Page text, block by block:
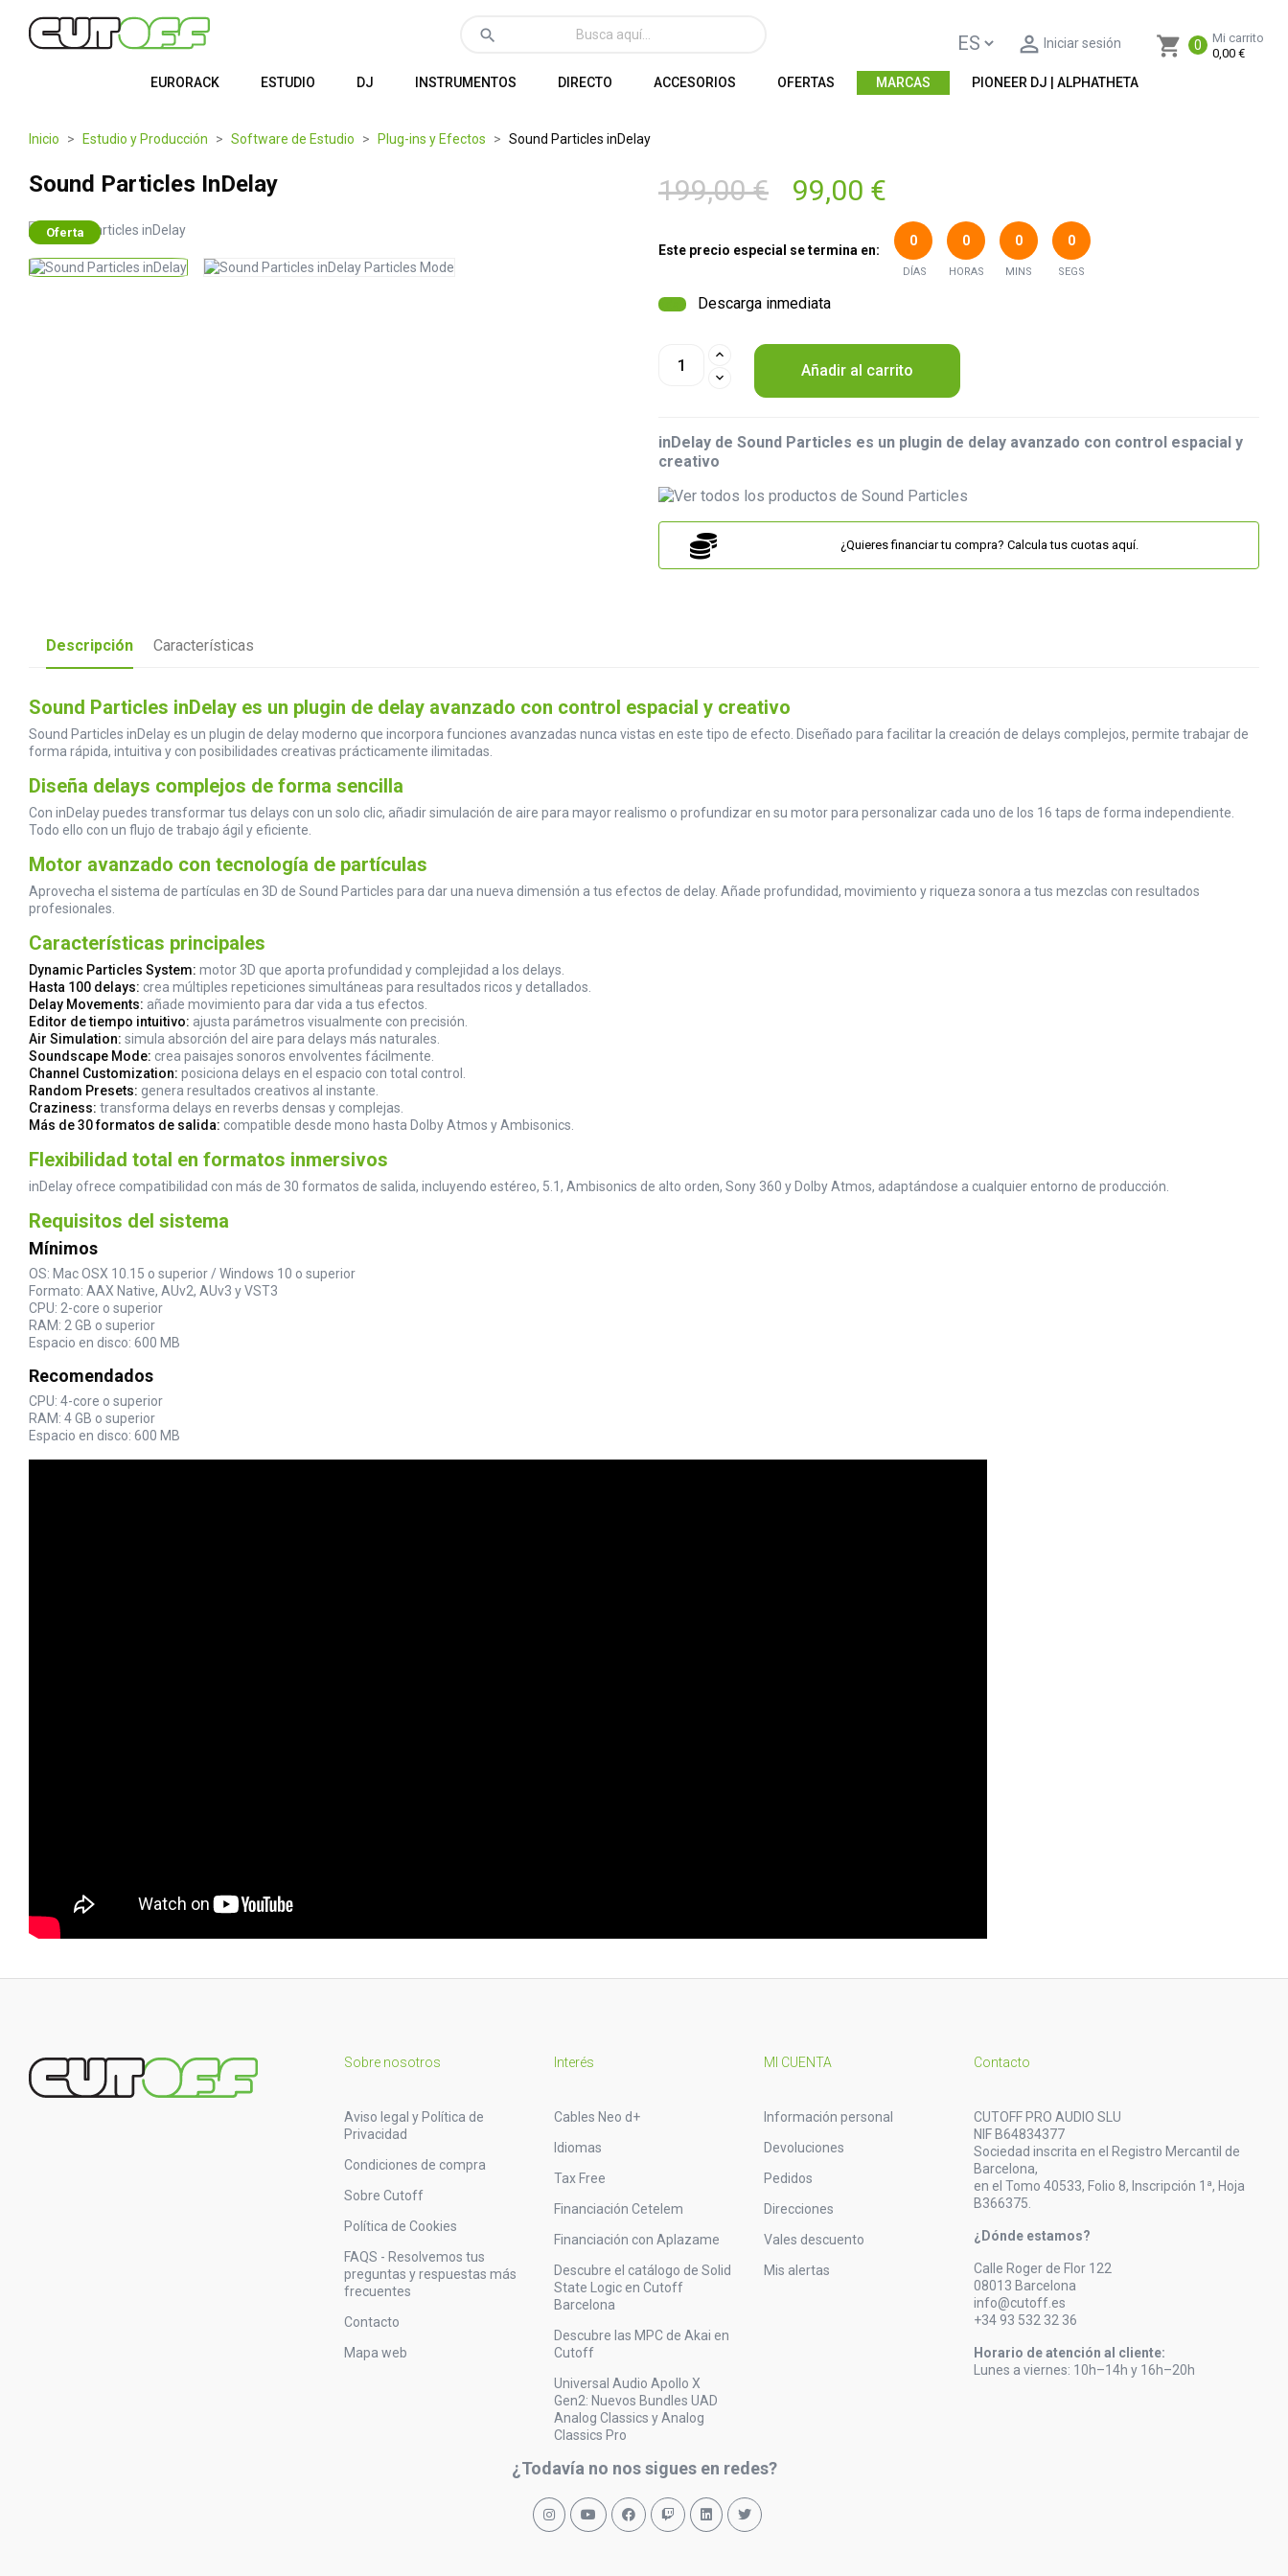
shopping_cart 0
Mi carrito
0,00 €
 Iniciar sesión
search
EURORACK ESTUDIO DJ INSTRUMENTOS DIRECTO ACCESORIOS OFERTAS MARCAS PIONEER DJ | ALPHATHETA
Inicio Estudio y Producción Software de Estudio Plug-ins y Efectos Sound Particles inDelay
Sound Particles InDelay
Oferta
199,00 € 99,00 €
Este precio especial se termina en:
0
SEGS
0
MINS
0
HORAS
0
DÍAS
Descarga inmediata
Añadir al carrito
inDelay de Sound Particles es un plugin de delay avanzado con control espacial y
creativo
¿Quieres financiar tu compra? Calcula tus cuotas aquí.
Descripción Características
Sound Particles inDelay es un plugin de delay avanzado con control espacial y creativo
Sound Particles inDelay es un plugin de delay moderno que incorpora funciones avanzadas nunca vistas en este tipo de efecto. Diseñado para facilitar la creación de delays complejos, permite trabajar de
forma rápida, intuitiva y con posibilidades creativas prácticamente ilimitadas.
Diseña delays complejos de forma sencilla
Con inDelay puedes transformar tus delays con un solo clic, añadir simulación de aire para mayor realismo o profundizar en su motor para personalizar cada uno de los 16 taps de forma independiente.
Todo ello con un flujo de trabajo ágil y eficiente.
Motor avanzado con tecnología de partículas
Aprovecha el sistema de partículas en 3D de Sound Particles para dar una nueva dimensión a tus efectos de delay. Añade profundidad, movimiento y riqueza sonora a tus mezclas con resultados
profesionales.
Características principales
Dynamic Particles System: motor 3D que aporta profundidad y complejidad a los delays.
Hasta 100 delays: crea múltiples repeticiones simultáneas para resultados ricos y detallados.
Delay Movements: añade movimiento para dar vida a tus efectos.
Editor de tiempo intuitivo: ajusta parámetros visualmente con precisión.
Air Simulation: simula absorción del aire para delays más naturales.
Soundscape Mode: crea paisajes sonoros envolventes fácilmente.
Channel Customization: posiciona delays en el espacio con total control.
Random Presets: genera resultados creativos al instante.
Craziness: transforma delays en reverbs densas y complejas.
Más de 30 formatos de salida: compatible desde mono hasta Dolby Atmos y Ambisonics.
Flexibilidad total en formatos inmersivos
inDelay ofrece compatibilidad con más de 30 formatos de salida, incluyendo estéreo, 5.1, Ambisonics de alto orden, Sony 360 y Dolby Atmos, adaptándose a cualquier entorno de producción.
Requisitos del sistema
Mínimos
OS: Mac OSX 10.15 o superior / Windows 10 o superior
Formato: AAX Native, AUv2, AUv3 y VST3
CPU: 2-core o superior
RAM: 2 GB o superior
Espacio en disco: 600 MB
Recomendados
CPU: 4-core o superior
RAM: 4 GB o superior
Espacio en disco: 600 MB
Sobre nosotros
Aviso legal y Política de
Privacidad
Condiciones de compra
Sobre Cutoff
Política de Cookies
FAQS - Resolvemos tus
preguntas y respuestas más
frecuentes
Contacto
Mapa web
Interés
Cables Neo d+
Idiomas
Tax Free
Financiación Cetelem
Financiación con Aplazame
Descubre el catálogo de Solid
State Logic en Cutoff
Barcelona
Descubre las MPC de Akai en
Cutoff
Universal Audio Apollo X
Gen2: Nuevos Bundles UAD
Analog Classics y Analog
Classics Pro
MI CUENTA
Información personal
Devoluciones
Pedidos
Direcciones
Vales descuento
Mis alertas
Contacto
CUTOFF PRO AUDIO SLU
NIF B64834377
Sociedad inscrita en el Registro Mercantil de
Barcelona,
en el Tomo 40533, Folio 8, Inscripción 1ª, Hoja
B366375.
¿Dónde estamos?
Calle Roger de Flor 122
08013 Barcelona
info@cutoff.es
+34 93 532 32 36
Horario de atención al cliente:
Lunes a viernes: 10h–14h y 16h–20h
¿Todavía no nos sigues en redes?